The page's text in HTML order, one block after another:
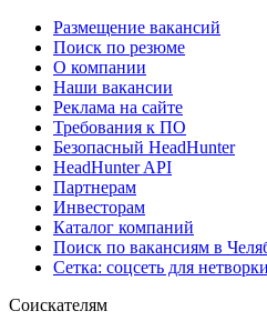
Размещение вакансий
Поиск по резюме
О компании
Наши вакансии
Реклама на сайте
Требования к ПО
Безопасный HeadHunter
HeadHunter API
Партнерам
Инвесторам
Каталог компаний
Поиск по вакансиям в
Сетка: соцсеть для
Соискателям